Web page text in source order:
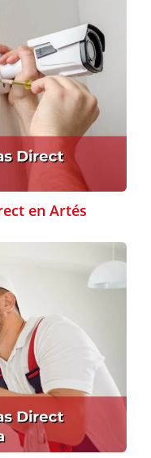
en Artés